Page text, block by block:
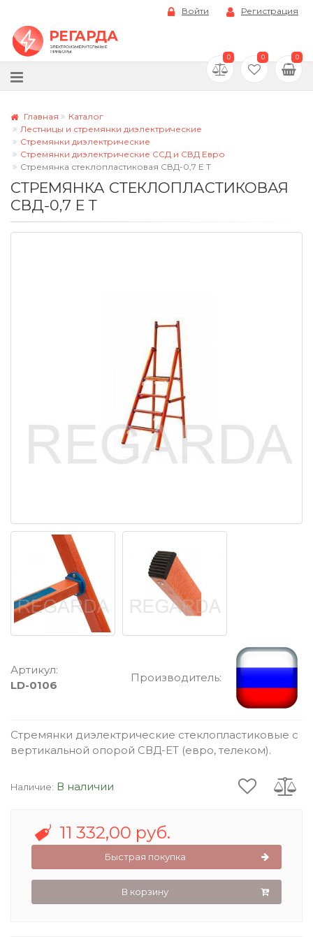
Войти Регистрация
0 0 0
Главная
Каталог
Лестницы и стремянки диэлектрические
Стремянки диэлектрические
Стремянки диэлектрические ССД и СВД Евро
Стремянка стеклопластиковая СВД-0,7 Е Т
СТРЕМЯНКА СТЕКЛОПЛАСТИКОВАЯ
СВД-0,7 Е Т
Артикул:
LD-0106
Производитель:
Стремянки диэлектрические стеклопластиковые с
вертикальной опорой СВД-ЕТ (евро, телеком).
Наличие: В наличии
11 332,00 руб.
Быстрая покупка
В корзину